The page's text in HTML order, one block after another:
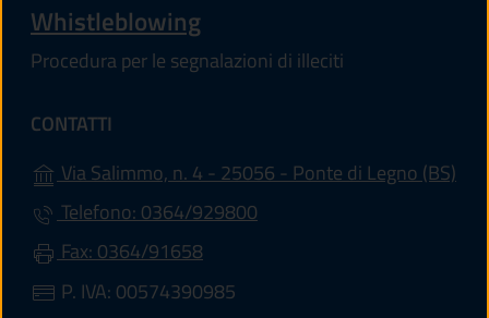
Whistleblowing
Procedura per le segnalazioni di illeciti
CONTATTI
Via Salimmo, n. 4 - 25056 - Ponte di Legno (BS)
Telefono: 0364/929800
Fax: 0364/91658
P. IVA: 00574390985